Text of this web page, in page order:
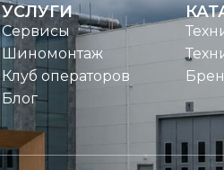
УСЛУГИ
Сервисы
Шиномонтаж
Клуб операторов
Блог